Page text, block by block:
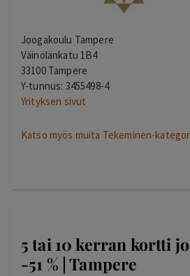
Joogakoulu Tampere
Väinölänkatu 1B4
33100 Tampere
Y-tunnus: 3455498-4
Yrityksen sivut
Katso myös muita Tekeminen-
5 tai 10 kerran kortti
-51 % | Tampere